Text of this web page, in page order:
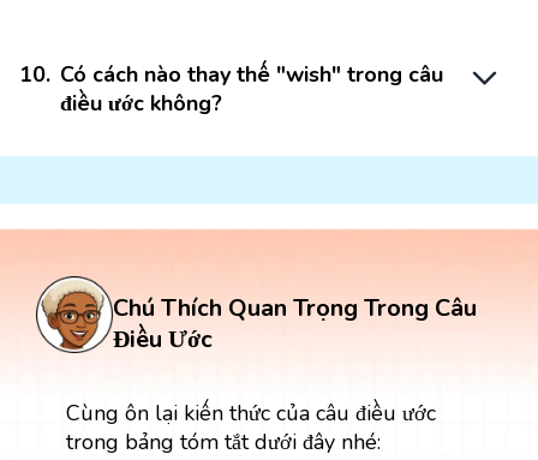
10. Có cách nào thay thế "wish" trong câu
điều ước không?
Chú Thích Quan Trọng Trong Câu
Điều Ước
Cùng ôn lại kiến thức của câu điều ước
trong bảng tóm tắt dưới đây nhé: